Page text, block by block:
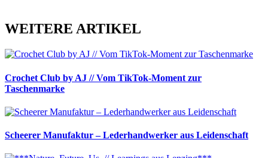
WEITERE ARTIKEL
Crochet Club by AJ // Vom TikTok-Moment zur
Taschenmarke
Scheerer Manufaktur – Lederhandwerker aus Leidenschaft